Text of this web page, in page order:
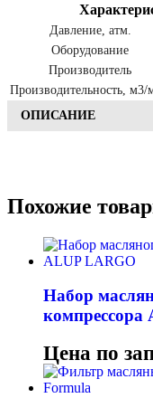
Давление, атм.
Оборудование
Производитель
Производительность, м3/
ОПИСАНИЕ
Похожие
Набор
Цена по